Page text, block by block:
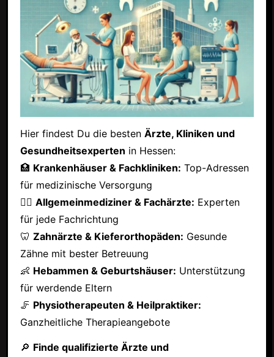
Hier findest Du die besten Ärzte, Kliniken und
Gesundheitsexperten in Hessen:
🏥 Krankenhäuser & Fachkliniken: Top-Adressen
für medizinische Versorgung
👩‍⚕️ Allgemeinmediziner & Fachärzte: Experten
für jede Fachrichtung
🦷 Zahnärzte & Kieferorthopäden: Gesunde
Zähne mit bester Betreuung
👶 Hebammen & Geburtshäuser: Unterstützung
für werdende Eltern
🦵 Physiotherapeuten & Heilpraktiker:
Ganzheitliche Therapieangebote
🔎 Finde qualifizierte Ärzte und